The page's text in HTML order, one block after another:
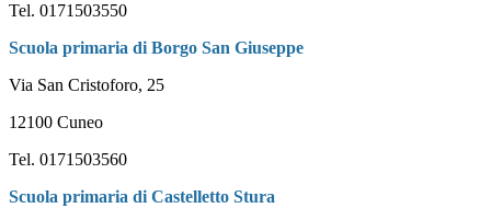
Tel. 0171503550
Scuola primaria di Borgo San Giuseppe
Via San Cristoforo, 25
12100 Cuneo
Tel. 0171503560
Scuola primaria di Castelletto Stura